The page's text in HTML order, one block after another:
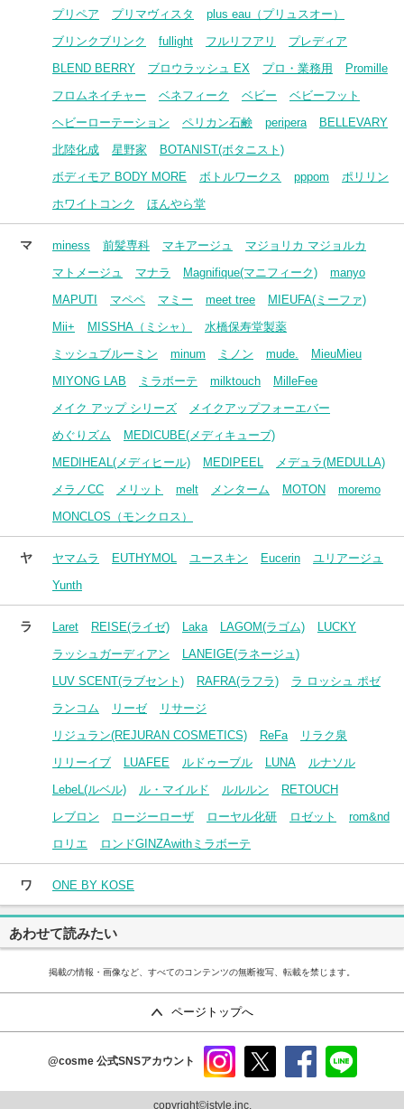
プリペア
プリマヴィスタ
plus eau（プリュスオー）
ブリンクブリンク
fullight フルリフアリ
プレディア
BLEND BERRY
ブロウラッシュ EX プロ・業務用
Promille
フロムネイチャー
ベネフィーク ベビー
ベビーフット
ヘビーローテーション
ペリカン石鹸 peripera
BELLEVARY
北陸化成
星野家
BOTANIST(ボタニスト)
ボディモア BODY MORE
ボトルワークス pppom
ポリリン
ホワイトコンク
ほんやら堂
マ miness 前髪専科 マキアージュ
マジョリカ マジョルカ
マトメージュ
マナラ Magnifique(マニフィーク)
manyo
MAPUTI
マペペ マミー meet tree
MIEUFA(ミーファ)
Mii+
MISSHA（ミシャ）
水橋保寿堂製薬
ミッシュブルーミン
minum ミノン mude.
MieuMieu
MIYONG LAB
ミラボーテ milktouch
MilleFee
メイク アップ シリーズ
メイクアップフォーエバー
めぐりズム
MEDICUBE(メディキューブ)
MEDIHEAL(メディヒール)
MEDIPEEL
メデュラ(MEDULLA)
メラノCC
メリット melt メンターム MOTON
moremo
MONCLOS（モンクロス）
ヤ ヤマムラ EUTHYMOL ユースキン Eucerin
ユリアージュ
Yunth
ラ Laret REISE(ライゼ) Laka LAGOM(ラゴム)
LUCKY
ラッシュガーディアン
LANEIGE(ラネージュ)
LUV SCENT(ラブセント)
RAFRA(ラフラ)
ラ ロッシュ ポゼ
ランコム
リーゼ
リサージ
リジュラン(REJURAN COSMETICS)
ReFa
リラク泉
リリーイブ
LUAFEE ルドゥーブル LUNA
ルナソル
LebeL(ルベル)
ル・マイルド ルルルン
RETOUCH
レブロン
ロージーローザ ローヤル化研 ロゼット
rom&nd
ロリエ
ロンドGINZAwithミラボーテ
ワ ONE BY KOSE
あわせて読みたい
掲載の情報・画像など、すべてのコンテンツの無断複写、転載を禁じます。
ページトップへ
@cosme 公式SNSアカウント
ram
copyright©istyle,inc.